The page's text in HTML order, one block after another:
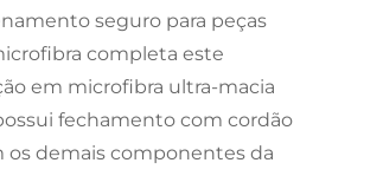
seguro para peças
completa este
em microfibra ultra-macia
fechamento com cordão
demais componentes da